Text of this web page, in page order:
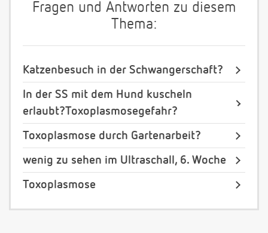
Fragen und Antworten zu diesem
Thema:
Katzenbesuch in der Schwangerschaft?
In der SS mit dem Hund kuscheln
erlaubt?Toxoplasmosegefahr?
Toxoplasmose durch Gartenarbeit?
wenig zu sehen im Ultraschall, 6. Woche
Toxoplasmose